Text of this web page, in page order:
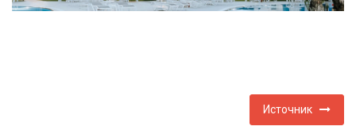
Авто
Источник